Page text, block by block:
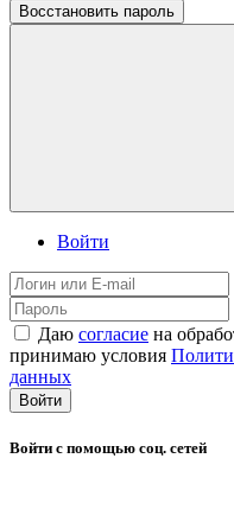
Восстановить пароль
Войти
Даю согласие на
принимаю условия
данных
Войти
Войти с помощью соц. сетей